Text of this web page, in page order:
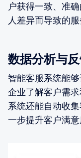
户获得一致、准
人差异而导致的
数据分析与
智能客服系统能
企业了解客户需
系统还能自动收
一步提升客户满意